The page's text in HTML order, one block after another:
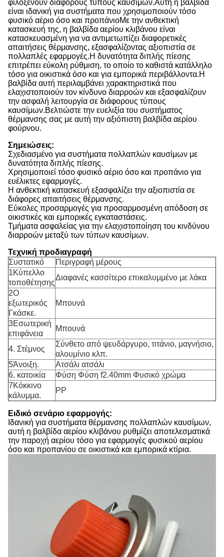
φιλοξενούν διάφορους τύπους καυσίμων.Αυτή η βαλβίδα
είναι ιδανική για συστήματα που χρησιμοποιούν τόσο
φυσικό αέριο όσο και προπάνιοΜε την ανθεκτική
κατασκευή της, η βαλβίδα αερίου κλιβάνου είναι
κατασκευασμένη για να αντιμετωπίζει διαφορετικές
απαιτήσεις θέρμανσης, εξασφαλίζοντας αξιοπιστία σε
πολλαπλές εφαρμογές.Η δυνατότητα διπλής πίεσης
επιτρέπει εύκολη ρύθμιση, το οποίο το καθιστά κατάλληλο
τόσο για οικιστικά όσο και για εμπορικά περιβάλλοντα.Η
βαλβίδα αυτή περιλαμβάνει χαρακτηριστικά που
ελαχιστοποιούν τον κίνδυνο διαρροών και εξασφαλίζουν
την ασφαλή λειτουργία σε διάφορους τύπους
καυσίμων.Βελτιώστε την ευελιξία του συστήματος
θέρμανσης σας με αυτή την αξιόπιστη βαλβίδα αερίου
φούρνου.
Σημειώσεις:
Σχεδιασμένο για συστήματα πολλαπλών καυσίμων με
δυνατότητα διπλής πίεσης.
Χρησιμοποιεί τόσο φυσικό αέριο όσο και προπάνιο για
ευέλικτες εφαρμογές.
Η ανθεκτική κατασκευή εξασφαλίζει την αξιοπιστία σε
διάφορες απαιτήσεις θέρμανσης.
Εύκολες προσαρμογές για προσαρμοσμένη απόδοση σε
οικιστικές και εμπορικές εγκαταστάσεις.
Τμήματα ασφαλείας για την ελαχιστοποίηση του κινδύνου
διαρροών μεταξύ των τύπων καυσίμων.
Τεχνική προδιαγραφή
Συστατικό
Περιγραφή μέρους
1Κύπελλο
τοποθέτησης
Διαφανές κασσίτερο επικαλυμμένο με λάκα
2Ο
εξωτερικός
Γκάσκε.
Μπουνά
3Εσωτερική
επιφάνεια
Μπουνά
4. Στέμνος
Σύνθετο από ψευδάργυρο, τιτάνιο, μαγνήσιο,
αλουμίνιο κλπ.
5Άνοιξη.
Ατσάλι ατσάλι
6. κατοικία
Φύση Φύση f2.40mm Φυσικό χρώμα
7Κόκκινο
κάλυμμα.
PP
Ειδικό σενάριο εφαρμογής:
Ιδανική για συστήματα θέρμανσης πολλαπλών καυσίμων,
αυτή η βαλβίδα αερίου κλιβάνου ρυθμίζει αποτελεσματικά
την παροχή αερίου τόσο για εφαρμογές φυσικού αερίου
όσο και προπανίου σε οικιστικά και εμπορικά κτίρια.